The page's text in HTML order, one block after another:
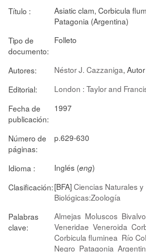
Título :
Asiatic clam, Corbicula
Patagonia (Argentina)
Tipo de
documento:
Folleto
Autores: Néstor J. Cazzaniga, Autor
Editorial:
London : Taylor and
Fecha de
publicación:
1997
Número de
páginas:
p.629-630
Idioma : Inglés (eng)
Clasificación:[BFA]Ciencias Naturales y
Biológicas:Zoología
Palabras
clave:
Almejas Moluscos
Veneridae Veneroida
Corbicula fluminea Río
Negro Patagonia